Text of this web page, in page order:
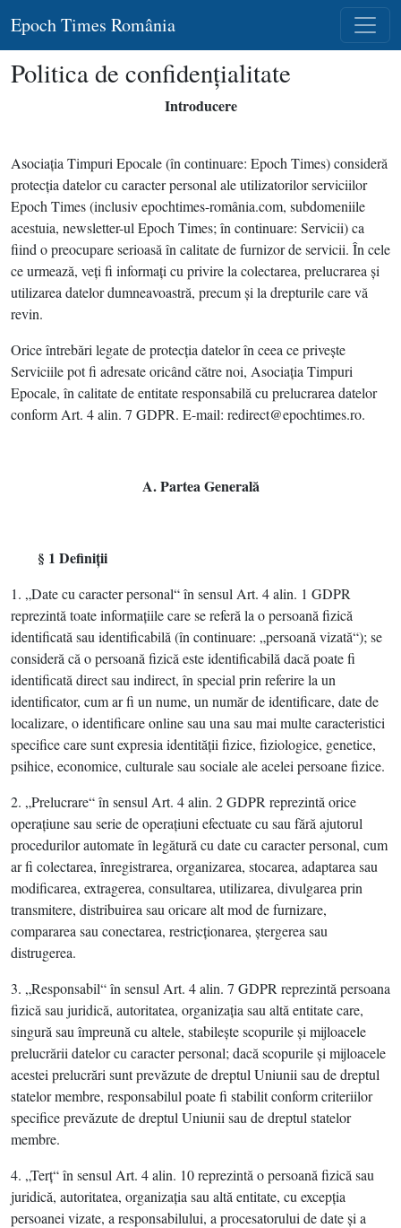
Epoch Times România
Politica de confidențialitate
Introducere
Asociaţia Timpuri Epocale (în continuare: Epoch Times) consideră
protecţia datelor cu caracter personal ale utilizatorilor serviciilor
Epoch Times (inclusiv epochtimes-românia.com, subdomeniile
acestuia, newsletter-ul Epoch Times; în continuare: Servicii) ca
fiind o preocupare serioasă în calitate de furnizor de servicii. În cele
ce urmează, veţi fi informaţi cu privire la colectarea, prelucrarea şi
utilizarea datelor dumneavoastră, precum şi la drepturile care vă
revin.
Orice întrebări legate de protecţia datelor în ceea ce priveşte
Serviciile pot fi adresate oricând către noi, Asociaţia Timpuri
Epocale, în calitate de entitate responsabilă cu prelucrarea datelor
conform Art. 4 alin. 7 GDPR. E-mail: redirect@epochtimes.ro.
A. Partea Generală
§ 1 Definiţii
1. „Date cu caracter personal“ în sensul Art. 4 alin. 1 GDPR
reprezintă toate informaţiile care se referă la o persoană fizică
identificată sau identificabilă (în continuare: „persoană vizată“); se
consideră că o persoană fizică este identificabilă dacă poate fi
identificată direct sau indirect, în special prin referire la un
identificator, cum ar fi un nume, un număr de identificare, date de
localizare, o identificare online sau una sau mai multe caracteristici
specifice care sunt expresia identităţii fizice, fiziologice, genetice,
psihice, economice, culturale sau sociale ale acelei persoane fizice.
2. „Prelucrare“ în sensul Art. 4 alin. 2 GDPR reprezintă orice
operaţiune sau serie de operaţiuni efectuate cu sau fără ajutorul
procedurilor automate în legătură cu date cu caracter personal, cum
ar fi colectarea, înregistrarea, organizarea, stocarea, adaptarea sau
modificarea, extragerea, consultarea, utilizarea, divulgarea prin
transmitere, distribuirea sau oricare alt mod de furnizare,
compararea sau conectarea, restricţionarea, ştergerea sau
distrugerea.
3. „Responsabil“ în sensul Art. 4 alin. 7 GDPR reprezintă persoana
fizică sau juridică, autoritatea, organizaţia sau altă entitate care,
singură sau împreună cu altele, stabileşte scopurile şi mijloacele
prelucrării datelor cu caracter personal; dacă scopurile şi mijloacele
acestei prelucrări sunt prevăzute de dreptul Uniunii sau de dreptul
statelor membre, responsabilul poate fi stabilit conform criteriilor
specifice prevăzute de dreptul Uniunii sau de dreptul statelor
membre.
4. „Terţ“ în sensul Art. 4 alin. 10 reprezintă o persoană fizică sau
juridică, autoritatea, organizaţia sau altă entitate, cu excepţia
persoanei vizate, a responsabilului, a procesatorului de date şi a